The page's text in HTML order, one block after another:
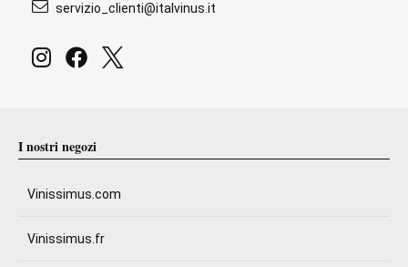
servizio_clienti@italvinus.it
I nostri negozi
Vinissimus.com
Vinissimus.fr